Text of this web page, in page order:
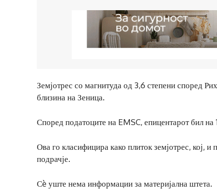
Земјотрес со магнитуда од 3,6 степени според
близина на Зеница.
Според податоците на EMSC, епицентарот бил
Ова го класифицира како плиток земјотрес, кој,
подрачје.
Сè уште нема информации за материјална штета.